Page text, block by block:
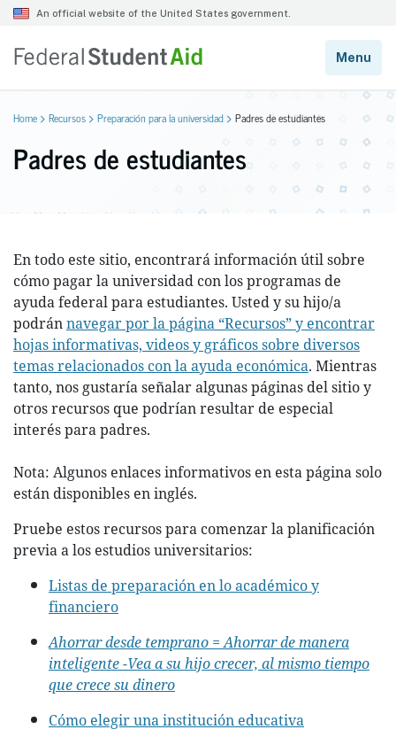
Home Recursos Preparación para la universidad Padres de estudiantes
Padres de estudiantes
En todo este sitio, encontrará información útil sobre
cómo pagar la universidad con los programas de
ayuda federal para estudiantes. Usted y su hijo/a
podránnavegar por la página “Recursos” y encontrar
hojas informativas, videos y gráficos sobre diversos
temas relacionados con la ayuda económica. Mientras
tanto, nos gustaría señalar algunas páginas del sitio y
otros recursos que podrían resultar de especial
interés para padres.
Nota: Algunos enlaces informativos en esta página solo
están disponibles en inglés.
Pruebe estos recursos para comenzar la planificación
previa a los estudios universitarios:
Listas de preparación en lo académico y
financiero
Ahorrar desde temprano = Ahorrar de manera
inteligente -Vea a su hijo crecer, al mismo tiempo
que crece su dinero
Cómo elegir una institución educativa